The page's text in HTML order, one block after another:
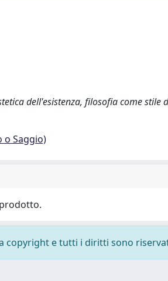
dell'esistenza, filosofia come stile
o Saggio)
copyright e tutti i diritti sono